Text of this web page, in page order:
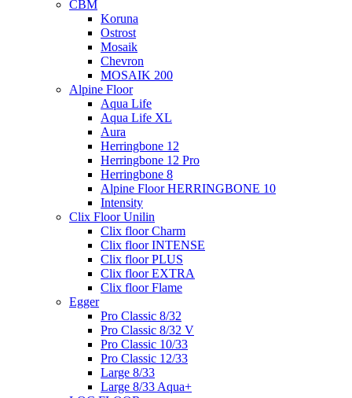
CBM
Koruna
Ostrost
Mosaik
Chevron
MOSAIK 200
Alpine Floor
Aqua Life
Aqua Life XL
Aura
Herringbone 12
Herringbone 12 Pro
Herringbone 8
Alpine Floor HERRINGBONE 10
Intensity
Clix Floor Unilin
Clix floor Charm
Clix floor INTENSE
Clix floor PLUS
Clix floor EXTRA
Clix floor Flame
Egger
Pro Classic 8/32
Pro Classic 8/32 V
Pro Classic 10/33
Pro Classic 12/33
Large 8/33
Large 8/33 Aqua+